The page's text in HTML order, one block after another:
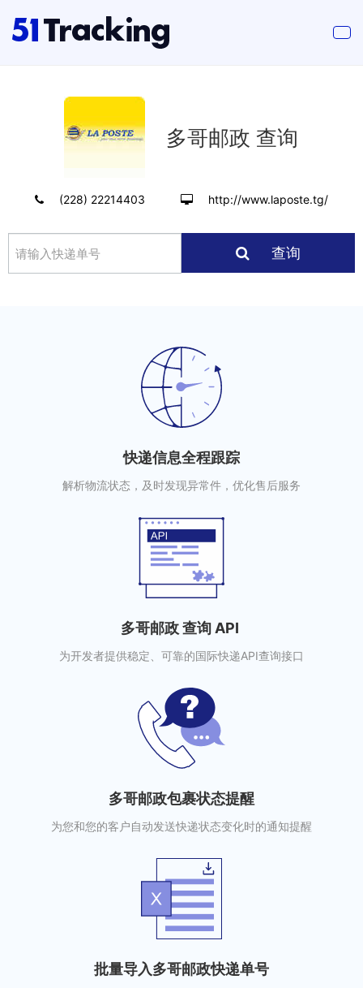
多哥邮政 查询
(228) 22214403 http://www.laposte.tg/
查询
快递信息全程跟踪
解析物流状态，及时发现异常件，优化售后服务
多哥邮政 查询 API
为开发者提供稳定、可靠的国际快递API查询接口
多哥邮政包裹状态提醒
为您和您的客户自动发送快递状态变化时的通知提醒
批量导入多哥邮政快递单号